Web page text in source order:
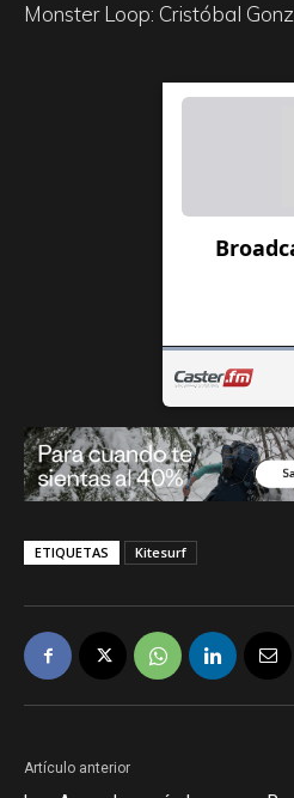
Monster Loop: Cristóbal
ETIQUETAS Kitesurf
Artículo anterior